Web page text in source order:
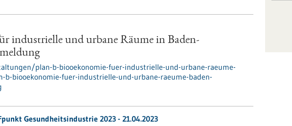
industrielle und urbane Räume in Baden-
plan-b-biooekonomie-fuer-industrielle-und-urbane-raeume-
biooekonomie-fuer-industrielle-und-urbane-raeume-baden-
Gesundheitsindustrie 2023 - 21.04.2023